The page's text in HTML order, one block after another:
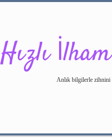
Hızlı
Anlık bilgilerle zihnini